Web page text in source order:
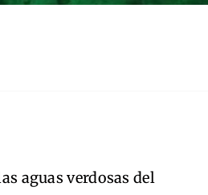
aguas verdosas del